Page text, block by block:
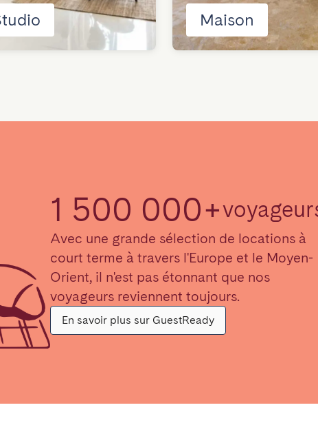
Maison
1 500 000+
Avec une grande sélection de locations à
court terme à travers l'Europe et le Moyen-
Orient, il n'est pas étonnant que nos
voyageurs reviennent toujours.
En savoir plus sur GuestReady